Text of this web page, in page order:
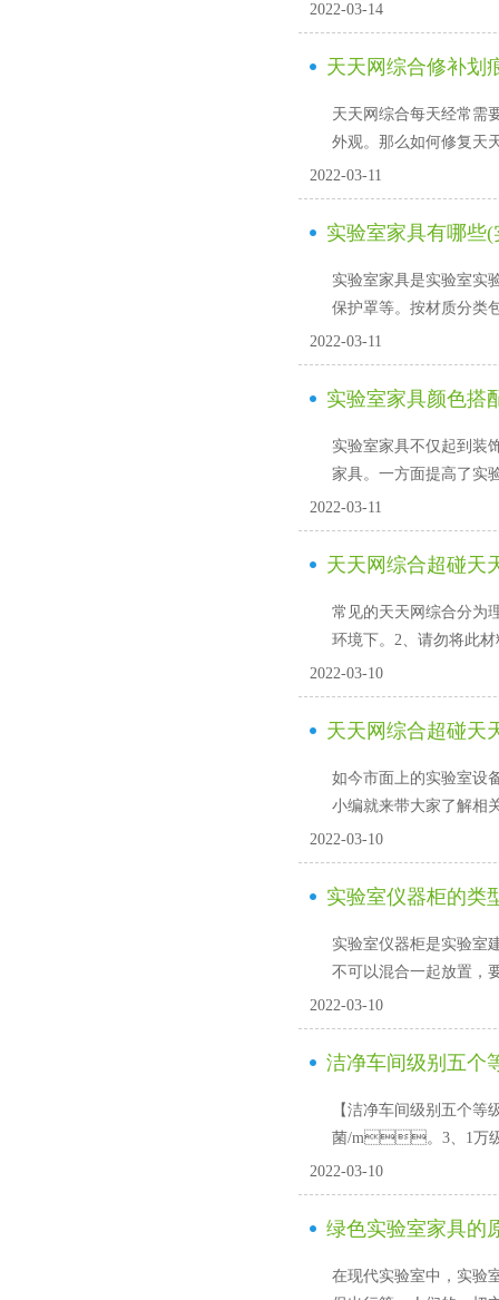
2022-03-14
天天网综合修补划
天天网综合每天经常需要
外观。那么如何修复
2022-03-11
实验室家具有哪些
实验室家具是实验室实验用操
保护罩等。按材质分类
2022-03-11
实验室家具颜色搭
实验室家具不仅起到装饰
家具。一方面提高了
2022-03-11
天天网综合超碰天
常见的天天网综合分为理
环境下。2、请勿将
2022-03-10
天天网综合超碰天天
如今市面上的实验室设
小编就来带大家了解相关的
2022-03-10
实验室仪器柜的类
实验室仪器柜是实验室建
不可以混合一起放置，
2022-03-10
洁净车间级别五个
【洁净车间级别五个等级划
菌/m。3、1万
2022-03-10
绿色实验室家具的
在现代实验室中，实